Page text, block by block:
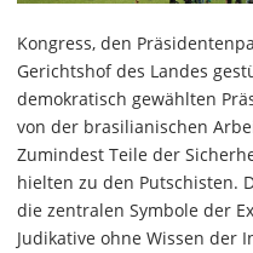
Kongress, den
Gerichtshof des Landes
demokratisch gewählten
von der brasilianischen
Zumindest Teile der
hielten zu den Putschisten.
die zentralen Symbole der
Judikative ohne Wissen der